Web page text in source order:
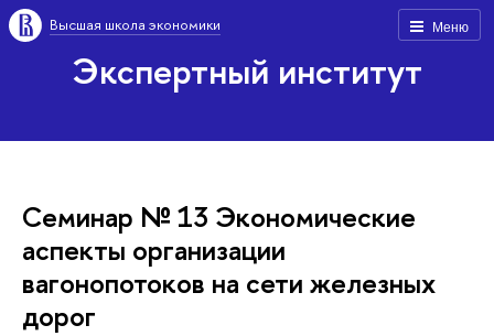
Меню
Высшая школа экономики
Экспертный институт
Семинар № 13 Экономические
аспекты организации
вагонопотоков на сети железных
дорог